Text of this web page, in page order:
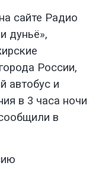
сайте Радио
дуньё»,
России,
автобус и
в 3 часа ночи
в